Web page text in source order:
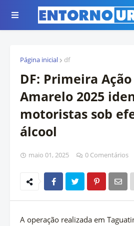
Página inicial df
DF: Primeira
Amarelo 2025
motoristas sob
álcool
maio 01, 2025 0 Comentários
A operação realizada em